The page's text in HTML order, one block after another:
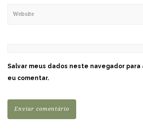
Salvar meus dados neste navegador para
eu comentar.